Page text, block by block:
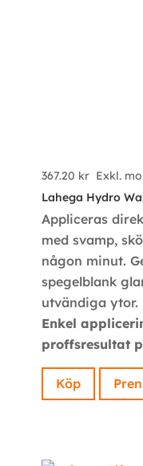
367.20 kr Exkl.
Lahega Hydro
Appliceras
med svamp,
någon minut.
spegelblank
utvändiga ytor.
Enkel
proffsresultat
Köp